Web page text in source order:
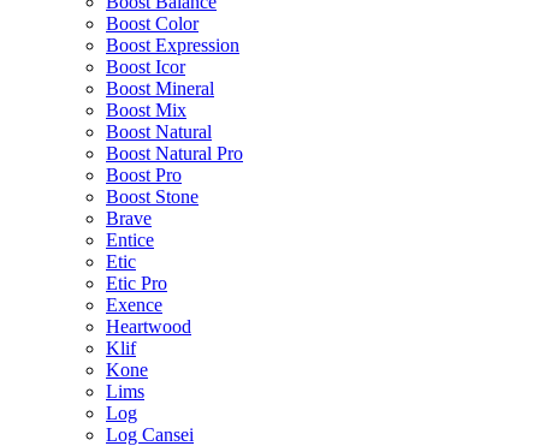
Boost Color
Boost Expression
Boost Icor
Boost Mineral
Boost Mix
Boost Natural
Boost Natural Pro
Boost Pro
Boost Stone
Brave
Entice
Etic
Etic Pro
Exence
Heartwood
Klif
Kone
Lims
Log
Log Cansei